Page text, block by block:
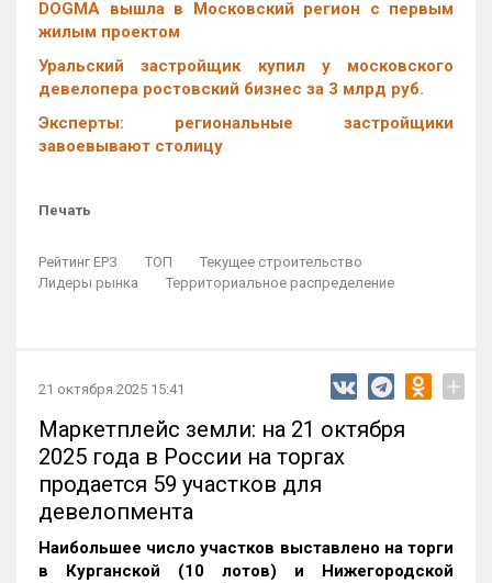
DOGMA вышла в Московский регион с первым
жилым проектом
Уральский застройщик купил у московского
девелопера ростовский бизнес за 3 млрд руб.
Эксперты: региональные застройщики
завоевывают столицу
Печать
Рейтинг ЕРЗ ТОП
Текущее строительство
Лидеры рынка
Территориальное распределение
21 октября 2025 15:41 +
Маркетплейс земли: на 21 октября
2025 года в России на торгах
продается 59 участков для
девелопмента
Наибольшее число участков выставлено на торги
в Курганской (10 лотов) и Нижегородской